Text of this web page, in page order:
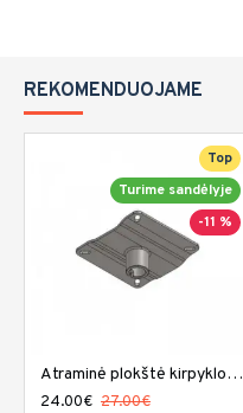
REKOMENDUOJAME
Top
Turime sandėlyje
-11 %
Atraminė plokštė kirpyklos kėdei PL-001
24.00€ 27.00€